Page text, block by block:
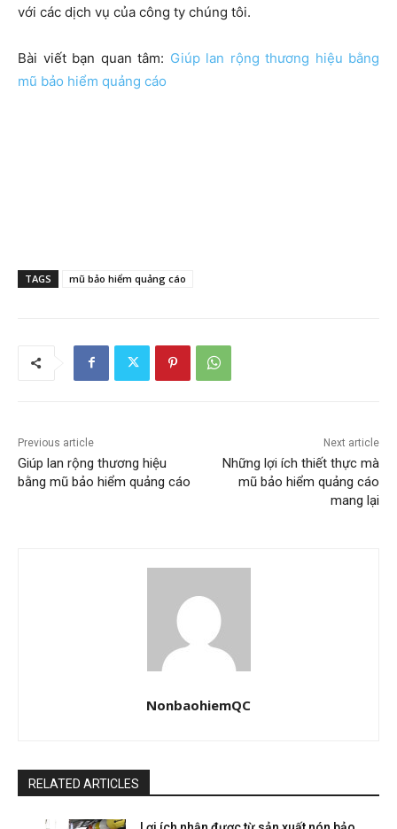
với các dịch vụ của công ty chúng tôi.
Bài viết bạn quan tâm: Giúp lan rộng thương hiệu bằng
mũ bảo hiểm quảng cáo
TAGS mũ bảo hiểm quảng cáo
Previous article
Giúp lan rộng thương hiệu
bằng mũ bảo hiểm quảng cáo
Next article
Những lợi ích thiết thực mà
mũ bảo hiểm quảng cáo
mang lại
NonbaohiemQC
RELATED ARTICLES